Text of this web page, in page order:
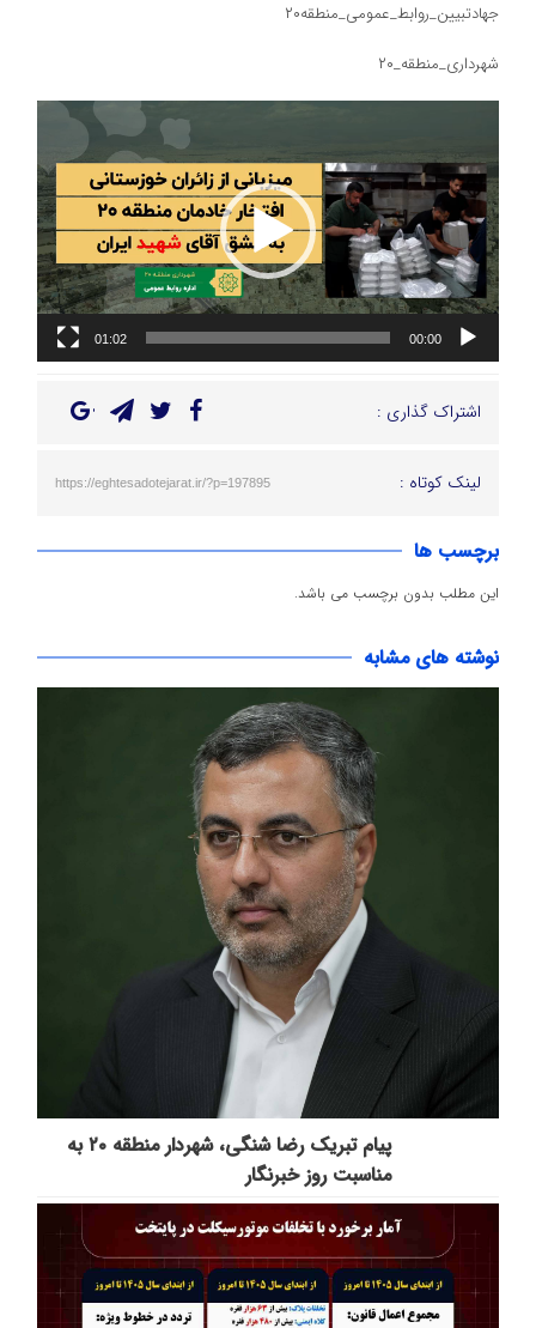
جهادتبیین_روابط_عمومی_منطقه۲۰
شهرداری_منطقه_۲۰
00:00
01:02
اشتراک گذاری :
لینک کوتاه : https://eghtesadotejarat.ir/?p=197895
برچسب ها
این مطلب بدون برچسب می باشد.
نوشته های مشابه
پیام تبریک رضا شنگی، شهردار منطقه ۲۰ به
مناسبت روز خبرنگار